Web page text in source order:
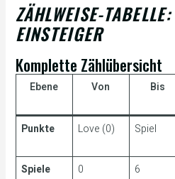
ZÄHLWEISE-
EINSTEIGER
Komplette Zählübersicht
Ebene Von Bis
Punkte
Love (0) Spiel
Spiele
0 6